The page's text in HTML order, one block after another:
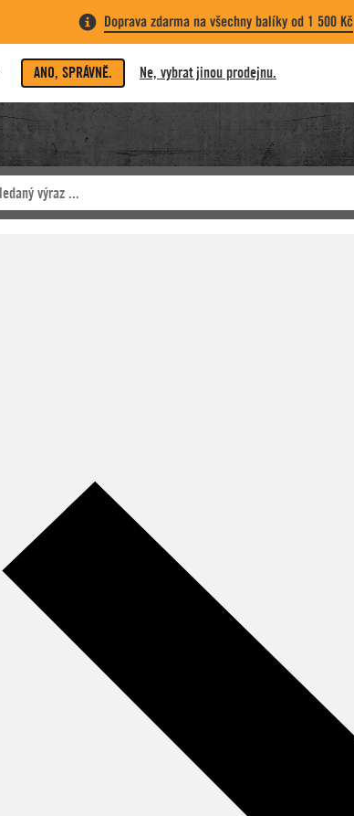
Doprava zdarma na všechny balíky od 1 500 Kč
ANO, SPRÁVNĚ. Ne, vybrat jinou prodejnu.